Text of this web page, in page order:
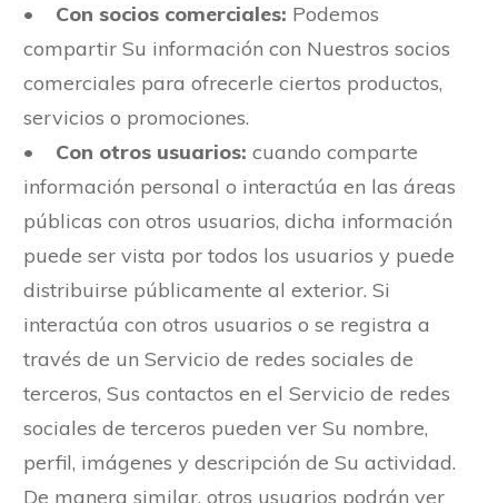
• Con socios comerciales: Podemos
compartir Su información con Nuestros socios
comerciales para ofrecerle ciertos productos,
servicios o promociones.
• Con otros usuarios: cuando comparte
información personal o interactúa en las áreas
públicas con otros usuarios, dicha información
puede ser vista por todos los usuarios y puede
distribuirse públicamente al exterior. Si
interactúa con otros usuarios o se registra a
través de un Servicio de redes sociales de
terceros, Sus contactos en el Servicio de redes
sociales de terceros pueden ver Su nombre,
perfil, imágenes y descripción de Su actividad.
De manera similar, otros usuarios podrán ver